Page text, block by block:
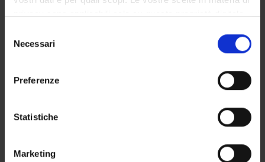
privacy sono applicabili solo su questa proprietà digitale
modificare o revocare il proprio consenso in qualsiasi
momento dalla Dichiarazione sui cookie o facendo clic
raccogliere informazioni sulla tua posizione
geografica, con un'approssimazione di qualche
Identificare il tuo dispositivo, scansionandolo
delNecessari
Preferenze
Statistiche
Marketing
STUDENT ADMINISTRATION OFFICES
SPIN OFF AND COMPANIES
People